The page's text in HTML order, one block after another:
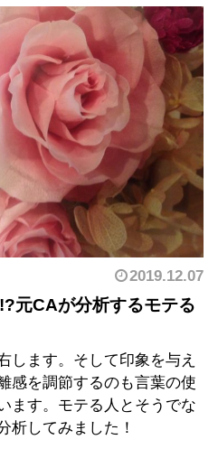
2019.12.07
元CAが分析するモテる
します。そして印象を与え
感を調節するのも言葉の使
ます。モテる人とそうでな
析してみました！